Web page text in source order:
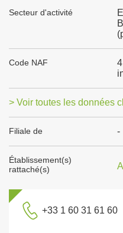
Secteur d'activité
Code NAF
> Voir toutes les données
Filiale de -
Établissement(s)
rattaché(s)
+33 1 60 31 61 60